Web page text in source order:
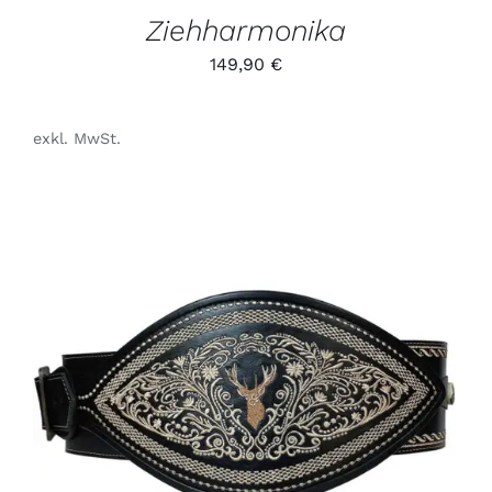
GEWÄHLT
WERDEN
Ziehharmonika
149,90 €
exkl. MwSt.
DIESES
PRODUKT
WEIST
MEHRERE
VARIANTEN
/
DETAILS